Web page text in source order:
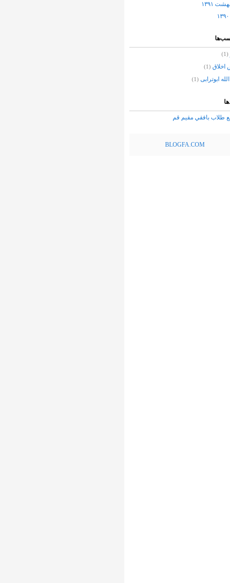
۱۳۹۱
(1)
اخلاق (1)
ابوترابی (1)
طلاب بافقي مقيم قم
BLOGFA.COM